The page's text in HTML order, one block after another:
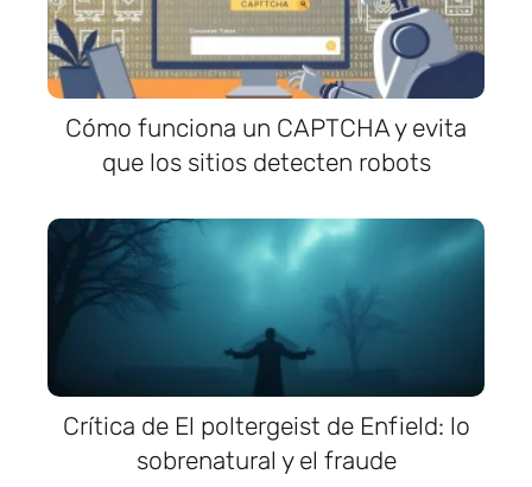
Cómo funciona un CAPTCHA y evita
que los sitios detecten robots
Crítica de El poltergeist de Enfield: lo
sobrenatural y el fraude